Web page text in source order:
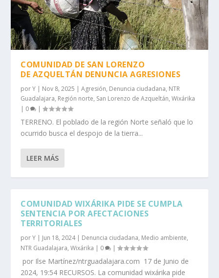
COMUNIDAD DE SAN LORENZO
DE AZQUELTÁN DENUNCIA AGRESIONES
porY | Nov 8, 2025 |Agresión, Denuncia ciudadana, NTR
Guadalajara, Región norte, San Lorenzo de Azqueltán,Wixárika
| 0 |
TERRENO. El poblado de la región Norte señaló que lo
ocurrido busca el despojo de la tierra...
LEER MÁS
COMUNIDAD WIXÁRIKA PIDE SE CUMPLA
SENTENCIA POR AFECTACIONES
TERRITORIALES
porY | Jun 18, 2024| Denuncia ciudadana, Medio ambiente,
NTR Guadalajara,Wixárika | 0 |
por Ilse Martínez/ntrguadalajara.com 17 de Junio de
2024, 19:54 RECURSOS. La comunidad wixárika pide